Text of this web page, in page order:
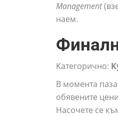
Management
наем.
Категорично:
В момента
обявените
Насочете се